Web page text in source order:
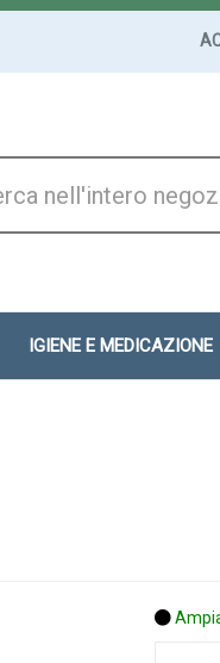
IGIENE E MEDICAZIONE